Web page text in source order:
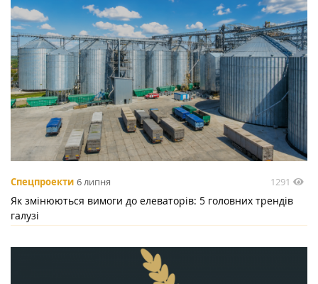
Спецпроекти 6 липня 1291
Як змінюються вимоги до елеваторів: 5 головних трендів
галузі